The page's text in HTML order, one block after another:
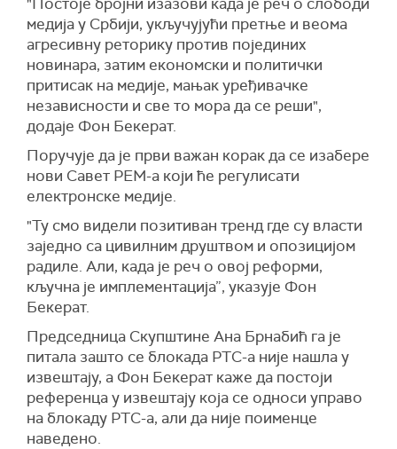
медија у Србији, укључујући претње и веома
агресивну реторику против појединих
новинара, затим економски и политички
притисак на медије, мањак уређивачке
независности и све то мора да се реши",
додаје Фон Бекерат.
Поручује да је први важан корак да се изабере
нови Савет РЕМ-а који ће регулисати
електронске медије.
"Ту смо видели позитиван тренд где су власти
заједно са цивилним друштвом и опозицијом
радиле. Али, када је реч о овој реформи,
кључна је имплементација”, указује Фон
Бекерат.
Председница Скупштине Ана Брнабић га је
питала зашто се блокада РТС-а није нашла у
извештају, а Фон Бекерат каже да постоји
референца у извештају која се односи управо
на блокаду РТС-а, али да није поименце
наведено.